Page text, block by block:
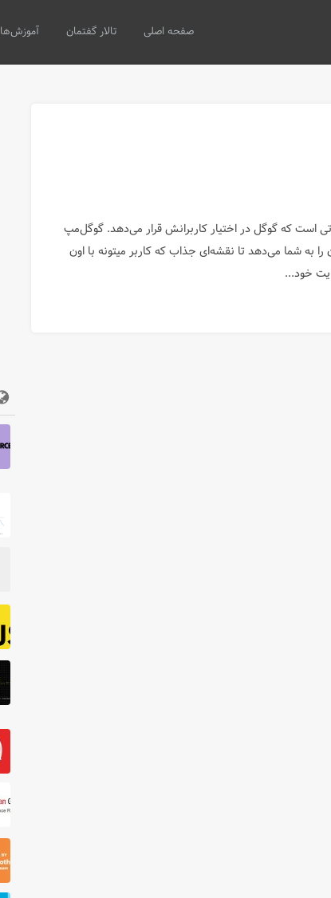
صفحه اصلی تالار گفتمان آموزش‌ها
است که گوگل در اختیار کاربرانش قرار می‌دهد. گوگل‌مپ
را به شما می‌دهد تا نقشه‌ای جذاب که کاربر میتونه با اون
خود...